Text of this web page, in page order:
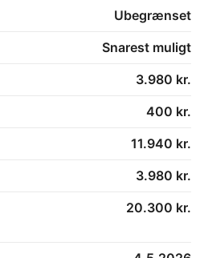
Ubegrænset
Snarest muligt
3.980 kr.
400 kr.
11.940 kr.
3.980 kr.
20.300 kr.